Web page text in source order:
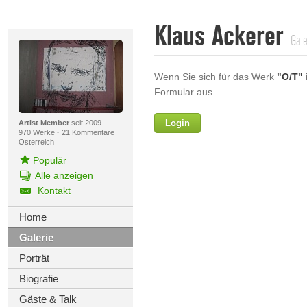
Artist Memberseit 2009
970 Werke · 21 Kommentare
Österreich
Populär
Alle anzeigen
Kontakt
Home
Galerie
Porträt
Biografie
Gäste & Talk
Klaus Ackerer
Wenn Sie sich für das Werk "O/T"
Formular aus.
Login